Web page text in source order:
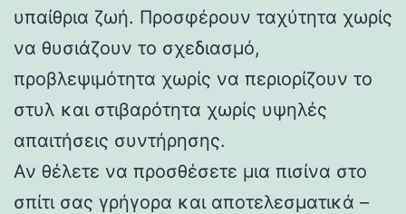
υπαίθρια ζωή. Προσφέρουν ταχύτητα χωρίς
να θυσιάζουν το σχεδιασμό,
προβλεψιμότητα χωρίς να περιορίζουν το
στυλ και στιβαρότητα χωρίς υψηλές
απαιτήσεις συντήρησης.
Αν θέλετε να προσθέσετε μια πισίνα στο
σπίτι σας γρήγορα και αποτελεσματικά –